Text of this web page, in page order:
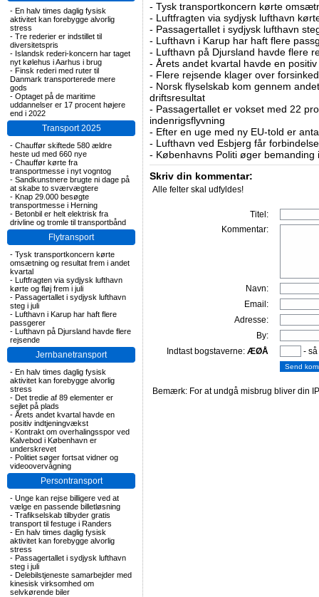
- En halv times daglig fysisk
aktivitet kan forebygge alvorlig
stress
- Tre rederier er indstillet til
diversitetspris
- Islandsk rederi-koncern har taget
nyt kølehus i Aarhus i brug
- Finsk rederi med ruter til
Danmark transporterede mere
gods
- Optaget på de maritime
uddannelser er 17 procent højere
end i 2022
Transport 2025
- Chauffør skiftede 580 ældre
heste ud med 660 nye
- Chauffør kørte fra
transportmesse i nyt vogntog
- Sandkunstnere brugte ni dage på
at skabe to sværvægtere
- Knap 29.000 besøgte
transportmesse i Herning
- Betonbil er helt elektrisk fra
drivline og tromle til transportbånd
Flytransport
- Tysk transportkoncern kørte
omsætning og resultat frem i andet
kvartal
- Luftfragten via sydjysk lufthavn
kørte og fløj frem i juli
- Passagertallet i sydjysk lufthavn
steg i juli
- Lufthavn i Karup har haft flere
passgerer
- Lufthavn på Djursland havde flere
rejsende
Jernbanetransport
- En halv times daglig fysisk
aktivitet kan forebygge alvorlig
stress
- Det tredie af 89 elementer er
sejlet på plads
- Årets andet kvartal havde en
positiv indtjeningvækst
- Kontrakt om overhalingsspor ved
Kalvebod i København er
underskrevet
- Politiet søger fortsat vidner og
videoovervågning
Persontransport
- Unge kan rejse billigere ved at
vælge en passende billetløsning
- Trafikselskab tilbyder gratis
transport til festuge i Randers
- En halv times daglig fysisk
aktivitet kan forebygge alvorlig
stress
- Passagertallet i sydjysk lufthavn
steg i juli
- Delebilstjeneste samarbejder med
kinesisk virksomhed om
selvkørende biler
- Tysk transportkoncern kørte
- Luftfragten via sydjysk lufthavn
- Passagertallet i sydjysk lufthavn
- Lufthavn i Karup har haft flere
- Lufthavn på Djursland havde flere
- Årets andet kvartal havde en
- Flere rejsende klager over
- Norsk flyselskab kom gennem
driftsresultat
- Passagertallet er vokset med 22
indenrigsflyvning
- Efter en uge med ny EU-told er
- Lufthavn ved Esbjerg får
- Københavns Politi øger bemanding
Skriv din kommentar:
Alle felter skal udfyldes!
Titel:
Kommentar:
Navn:
Email:
Adresse:
By:
Indtast bogstaverne: ÆØÅ -
Bemærk: For at undgå misbrug bliver din